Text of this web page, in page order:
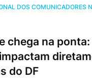
DOS COMUNICADORES
chega na
do DF